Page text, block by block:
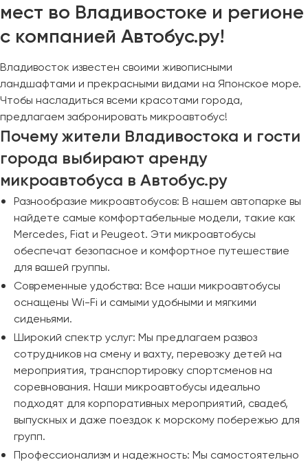
мест во Владивостоке и регионе
с компанией Автобус.ру!
Владивосток известен своими живописными
ландшафтами и прекрасными видами на Японское море.
Чтобы насладиться всеми красотами города,
предлагаем забронировать микроавтобус!
Почему жители Владивостока и гости
города выбирают аренду
микроавтобуса в Автобус.ру
Разнообразие микроавтобусов: В нашем автопарке вы
найдете самые комфортабельные модели, такие как
Mercedes, Fiat и Peugeot. Эти микроавтобусы
обеспечат безопасное и комфортное путешествие
для вашей группы.
Современные удобства: Все наши микроавтобусы
оснащены Wi-Fi и самыми удобными и мягкими
сиденьями.
Широкий спектр услуг: Мы предлагаем развоз
сотрудников на смену и вахту, перевозку детей на
мероприятия, транспортировку спортсменов на
соревнования. Наши микроавтобусы идеально
подходят для корпоративных мероприятий, свадеб,
выпускных и даже поездок к морскому побережью для
групп.
Профессионализм и надежность: Мы самостоятельно